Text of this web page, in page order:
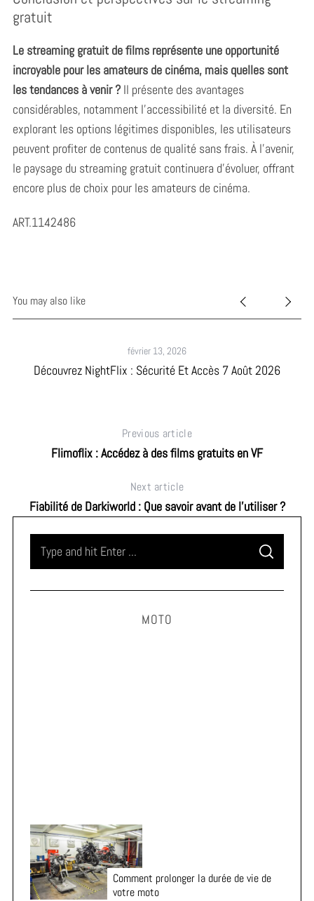
gratuit
Le streaming gratuit de films représente une opportunité
incroyable pour les amateurs de cinéma, mais quelles sont
les tendances à venir ?Il présente des avantages
considérables, notamment l’accessibilité et la diversité. En
explorant les options légitimes disponibles, les utilisateurs
peuvent profiter de contenus de qualité sans frais. À l’avenir,
le paysage du streaming gratuit continuera d’évoluer, offrant
encore plus de choix pour les amateurs de cinéma.
ART.1142486
You may also like
février 13, 2026
Découvrez NightFlix : Sécurité Et Accès 7 Août 2026
Previous article
Flimoflix : Accédez à des films gratuits en VF
Next article
Fiabilité de Darkiworld : Que savoir avant de l’utiliser ?
S
A
C
MOTO
Comment prolonger la durée de vie de
votre moto